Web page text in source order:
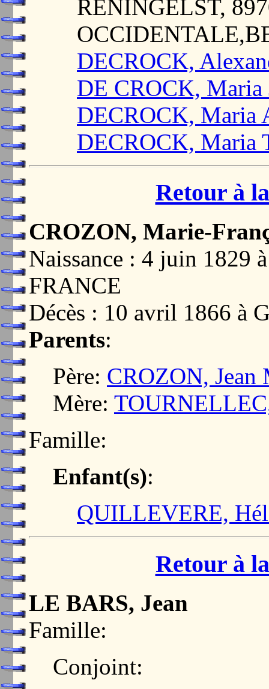
RENINGELST,
DECROCK,
DE CROCK, Maria
DECROCK, Maria
DECROCK, Maria
Retour à
CROZON, Marie-
Naissance : 4 juin 1829
FRANCE
Décès : 10 avril 1866 à
Parents:
Père: CROZON, Jean
Mère:
Famille:
Enfant(s):
QUILLEVERE,
Retour à
LE BARS, Jean
Famille:
Conjoint: